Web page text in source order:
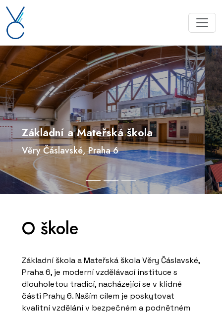
Základní a Mateřská škola
Věry Čáslavské, Praha 6
O škole
Základní škola a Mateřská škola Věry Čáslavské,
Praha 6, je moderní vzdělávací instituce s
dlouholetou tradicí, nacházející se v klidné
části Prahy 6. Naším cílem je poskytovat
kvalitní vzdělání v bezpečném a podnětném